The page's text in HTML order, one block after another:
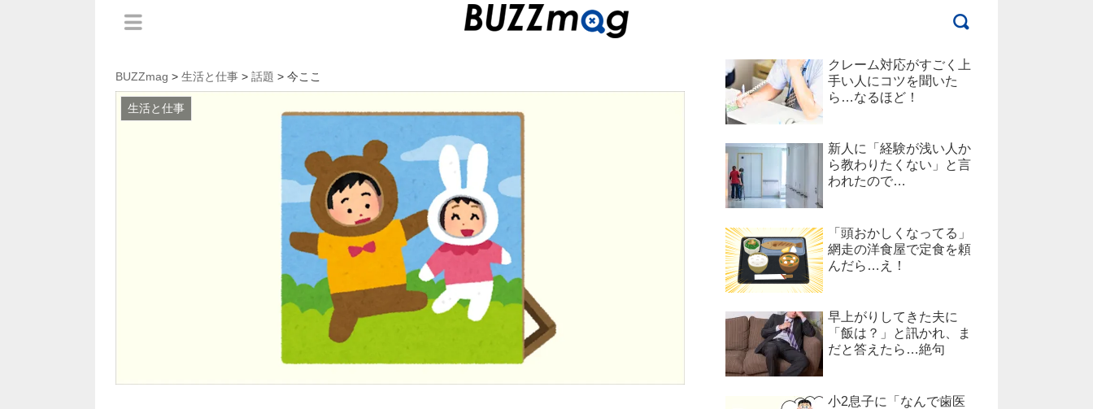
BUZZmag > 生活と仕事 > 話題 > 今ここ
生活と仕事
クレーム対応がすごく上
手い人にコツを聞いた
ら…なるほど！
新人に「経験が浅い人か
ら教わりたくない」と言
われたので…
「頭おかしくなってる」
網走の洋食屋で定食を頼
んだら…え！
早上がりしてきた夫に
「飯は？」と訊かれ、ま
だと答えたら…絶句
小2息子に「なんで歯医